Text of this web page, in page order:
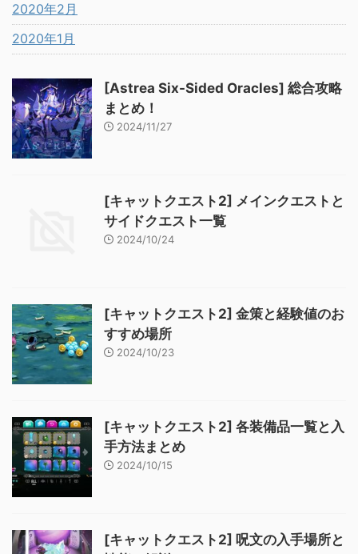
2020年2月
2020年1月
[Astrea Six-Sided Oracles] 総合攻略
まとめ！
2024/11/27
[キャットクエスト2] メインクエストと
サイドクエスト一覧
2024/10/24
[キャットクエスト2] 金策と経験値のお
すすめ場所
2024/10/23
[キャットクエスト2] 各装備品一覧と入
手方法まとめ
2024/10/15
[キャットクエスト2] 呪文の入手場所と